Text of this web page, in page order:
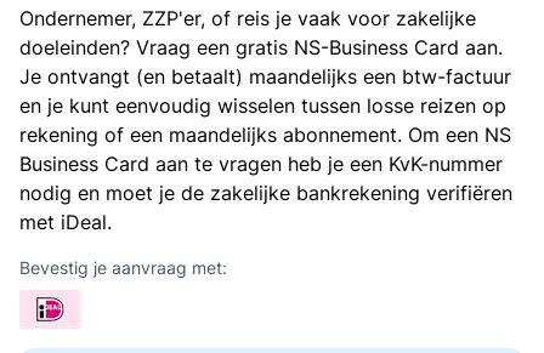
Ondernemer, ZZP'er, of reis je vaak voor zakelijke
doeleinden? Vraag een gratis NS-Business Card aan.
Je ontvangt (en betaalt) maandelijks een btw-factuur
en je kunt eenvoudig wisselen tussen losse reizen op
rekening of een maandelijks abonnement. Om een NS
Business Card aan te vragen heb je een KvK-nummer
nodig en moet je de zakelijke bankrekening verifiëren
met iDeal.
Bevestig je aanvraag met: